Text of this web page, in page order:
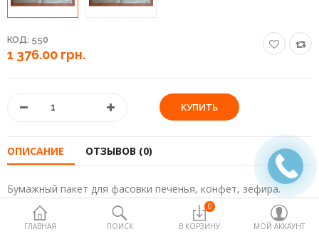
ГЛАВНАЯ ПОИСК
0
В КОРЗИНУ
МОЙ АККАУНТ
КОД: 550
1 376.00 грн.
ОПИСАНИЕ ОТЗЫВОВ (0)
Бумажный пакет для фасовки печенья, конфет, зефира.
Размеры: 390х270х70 мм
Пищевые контейнеры
Посуда одноразовая
Товары для дома
Упаковка ,стаканы и сырье для
попкорна